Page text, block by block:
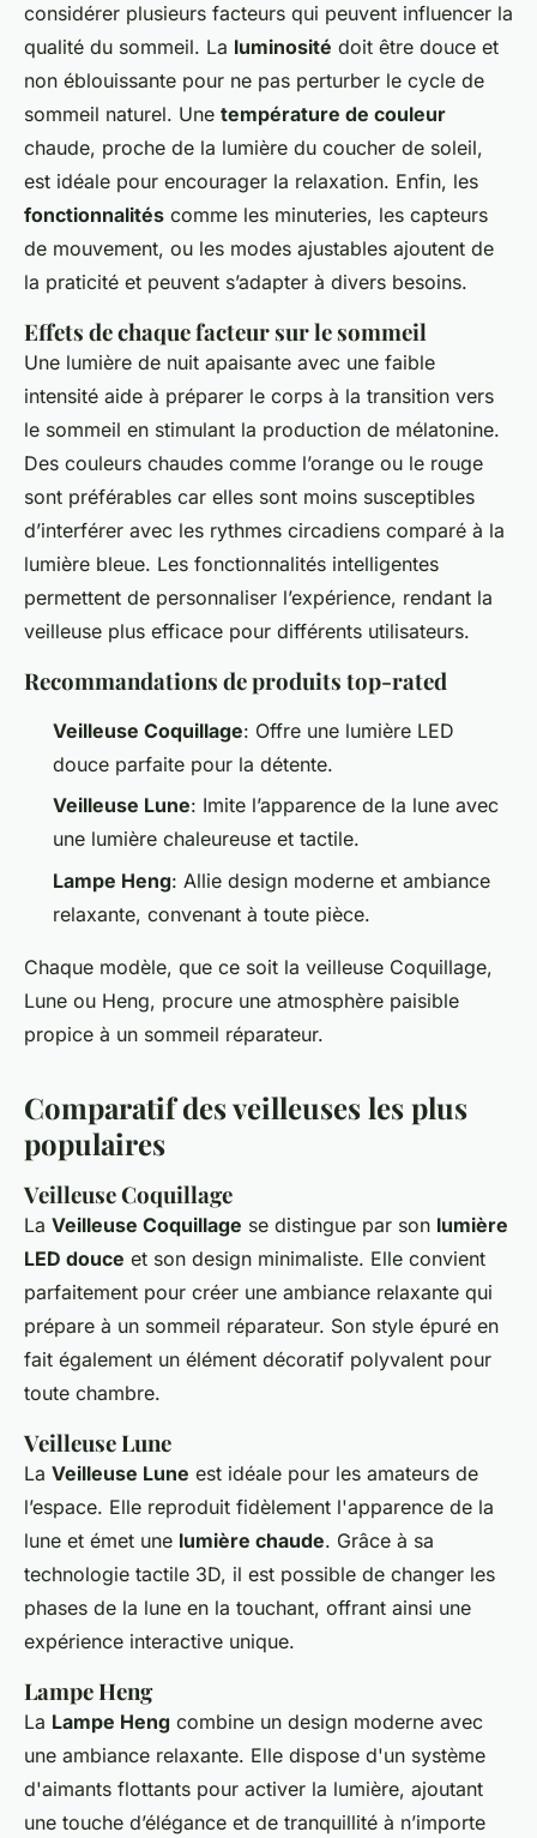
considérer plusieurs facteurs qui peuvent influencer la
qualité du sommeil. La luminosité doit être douce et
non éblouissante pour ne pas perturber le cycle de
sommeil naturel. Une température de couleur
chaude, proche de la lumière du coucher de soleil,
est idéale pour encourager la relaxation. Enfin, les
fonctionnalités comme les minuteries, les capteurs
de mouvement, ou les modes ajustables ajoutent de
la praticité et peuvent s’adapter à divers besoins.
Effets de chaque facteur sur le sommeil
Une lumière de nuit apaisante avec une faible
intensité aide à préparer le corps à la transition vers
le sommeil en stimulant la production de mélatonine.
Des couleurs chaudes comme l’orange ou le rouge
sont préférables car elles sont moins susceptibles
d’interférer avec les rythmes circadiens comparé à la
lumière bleue. Les fonctionnalités intelligentes
permettent de personnaliser l’expérience, rendant la
veilleuse plus efficace pour différents utilisateurs.
Recommandations de produits top-rated
Veilleuse Coquillage: Offre une lumière LED
douce parfaite pour la détente.
Veilleuse Lune: Imite l’apparence de la lune avec
une lumière chaleureuse et tactile.
Lampe Heng: Allie design moderne et ambiance
relaxante, convenant à toute pièce.
Chaque modèle, que ce soit la veilleuse Coquillage,
Lune ou Heng, procure une atmosphère paisible
propice à un sommeil réparateur.
Comparatif des veilleuses les plus
populaires
Veilleuse Coquillage
La Veilleuse Coquillage se distingue par son lumière
LED douce et son design minimaliste. Elle convient
parfaitement pour créer une ambiance relaxante qui
prépare à un sommeil réparateur. Son style épuré en
fait également un élément décoratif polyvalent pour
toute chambre.
Veilleuse Lune
La Veilleuse Lune est idéale pour les amateurs de
l’espace. Elle reproduit fidèlement l'apparence de la
lune et émet une lumière chaude. Grâce à sa
technologie tactile 3D, il est possible de changer les
phases de la lune en la touchant, offrant ainsi une
expérience interactive unique.
Lampe Heng
La Lampe Heng combine un design moderne avec
une ambiance relaxante. Elle dispose d'un système
d'aimants flottants pour activer la lumière, ajoutant
une touche d’élégance et de tranquillité à n’importe